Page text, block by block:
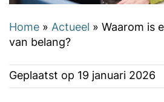
Home » Actueel » Waarom is
van belang?
Geplaatst op 19 januari 2026